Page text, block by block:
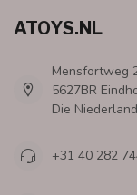
ATOYS.NL
Mensfortweg
5627BR
Die
+31 40 282